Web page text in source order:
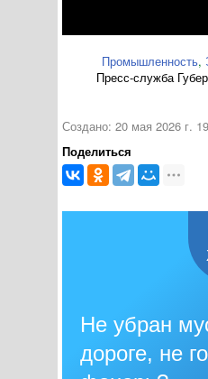
Промышленность,
Пресс-служба
Создано: 20 мая 2026 г.
Поделиться
Не убран
дороге, не